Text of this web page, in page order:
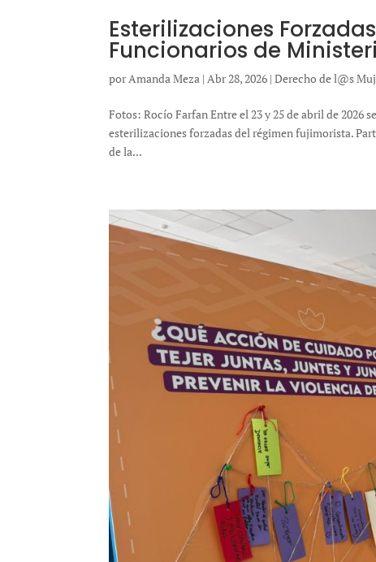
Esterilizaciones
Funcionarios de
porAmanda Meza | Abr 28, 2026 |Derecho de l@s
Fotos: Rocío Farfan Entre el 23 y 25 de abril de 2026
esterilizaciones forzadas del régimen fujimorista.
de la...